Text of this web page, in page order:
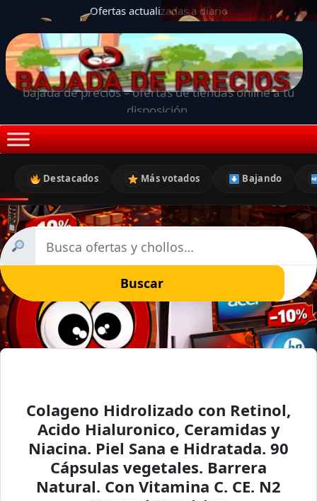
Ofertas actualizadas a diario
bajada de precios – ofertas de tiendas online a tu
disposición.
Destacados Más votados Bajando
Buscar
Colageno Hidrolizado con Retinol,
Acido Hialuronico, Ceramidas y
Niacina. Piel Sana e Hidratada. 90
Cápsulas vegetales. Barrera
Natural. Con Vitamina C. CE. N2